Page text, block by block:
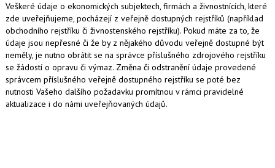
Veškeré údaje o ekonomických subjektech, firmách a živnostnících, které
zde uveřejňujeme, pocházejí z veřejně dostupných rejstříků (například
obchodního rejstříku či živnostenského rejstříku). Pokud máte za to, že
údaje jsou nepřesné či že by z nějakého důvodu veřejně dostupné být
neměly, je nutno obrátit se na správce příslušného zdrojového rejstříku
se žádostí o opravu či výmaz. Změna či odstranění údaje provedené
správcem příslušného veřejně dostupného rejstříku se poté bez
nutnosti Vašeho dalšího požadavku promítnou v rámci pravidelné
aktualizace i do námi uveřejňovaných údajů.